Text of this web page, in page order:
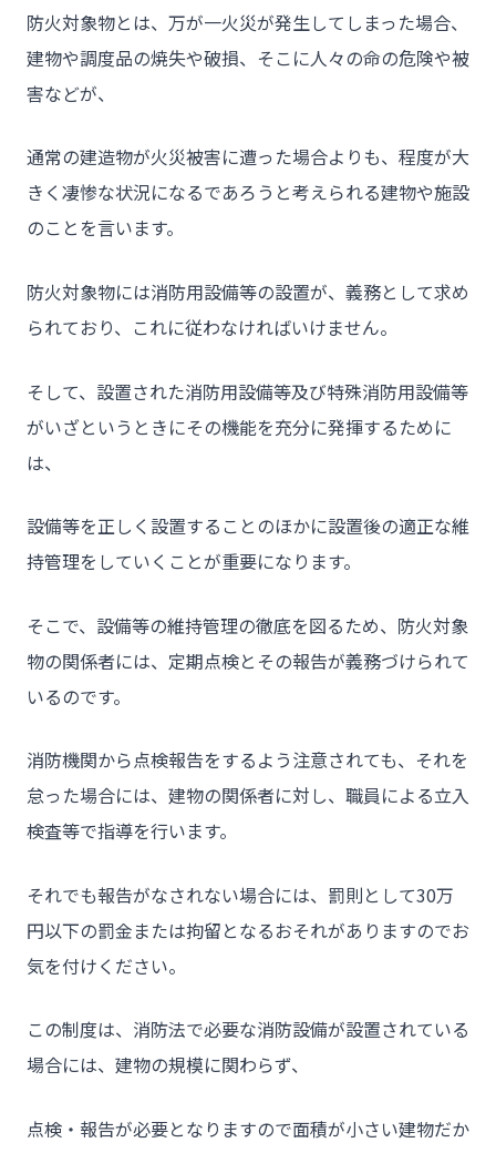
防火対象物とは、万が一火災が発生してしまった場合、
建物や調度品の焼失や破損、そこに人々の命の危険や被
害などが、
通常の建造物が火災被害に遭った場合よりも、程度が大
きく凄惨な状況になるであろうと考えられる建物や施設
のことを言います。
防火対象物には消防用設備等の設置が、義務として求め
られており、これに従わなければいけません。
そして、設置された消防用設備等及び特殊消防用設備等
がいざというときにその機能を充分に発揮するために
は、
設備等を正しく設置することのほかに設置後の適正な維
持管理をしていくことが重要になります。
そこで、設備等の維持管理の徹底を図るため、防火対象
物の関係者には、定期点検とその報告が義務づけられて
いるのです。
消防機関から点検報告をするよう注意されても、それを
怠った場合には、建物の関係者に対し、職員による立入
検査等で指導を行います。
それでも報告がなされない場合には、罰則として30万
円以下の罰金または拘留となるおそれがありますのでお
気を付けください。
この制度は、消防法で必要な消防設備が設置されている
場合には、建物の規模に関わらず、
点検・報告が必要となりますので面積が小さい建物だか